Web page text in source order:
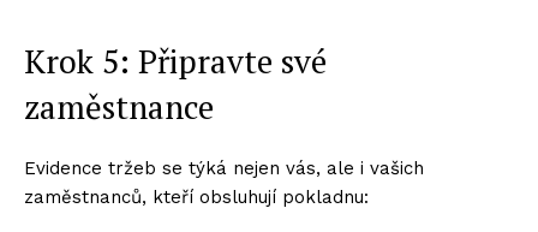
Krok 5: Připravte své
zaměstnance
Evidence tržeb se týká nejen vás, ale i vašich
zaměstnanců, kteří obsluhují pokladnu: